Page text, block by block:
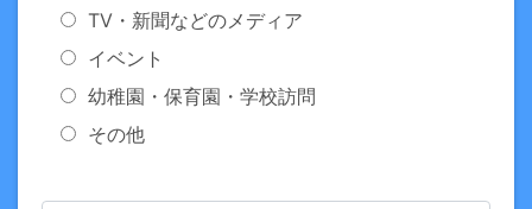
TV・新聞などのメディア
イベント
幼稚園・保育園・学校訪問
その他